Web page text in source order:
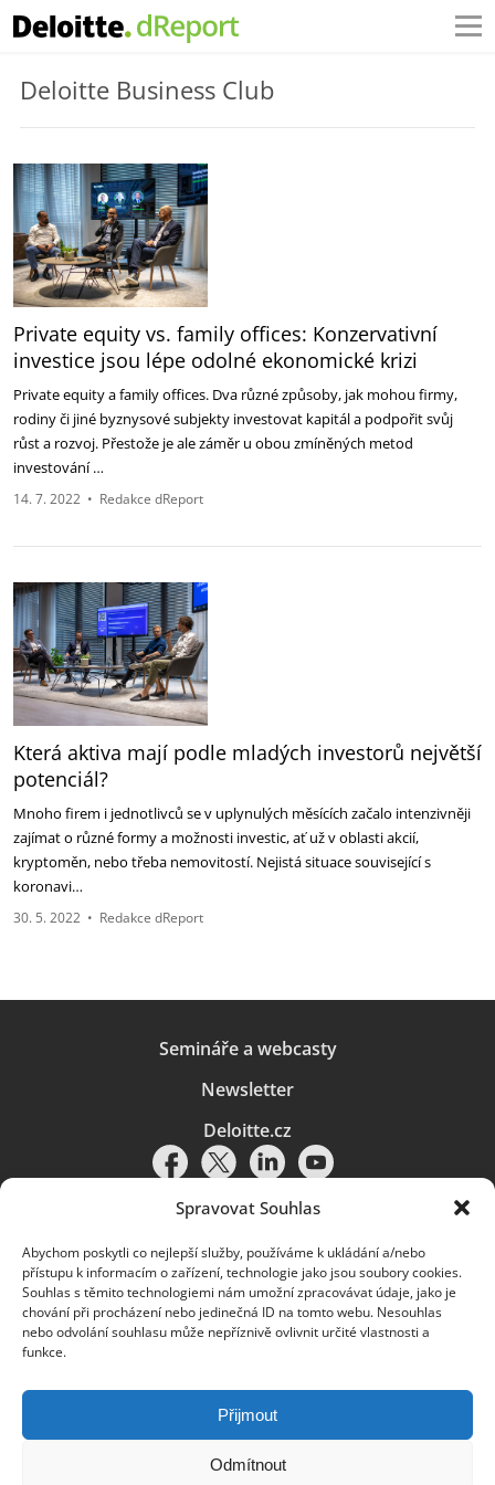
Spravovat Souhlas
Abychom poskytli co nejlepší služby, používáme k ukládání a/nebo
přístupu k informacím o zařízení, technologie jako jsou soubory cookies.
Souhlas s těmito technologiemi nám umožní zpracovávat údaje, jako je
chování při procházení nebo jedinečná ID na tomto webu. Nesouhlas
nebo odvolání souhlasu může nepříznivě ovlivnit určité vlastnosti a
funkce.
Přijmout
Odmítnout
Deloitte Business Club
Private equity vs. family offices: Konzervativní
investice jsou lépe odolné ekonomické krizi
Private equity a family offices. Dva různé způsoby, jak mohou firmy,
rodiny či jiné byznysové subjekty investovat kapitál a podpořit svůj
růst a rozvoj. Přestože je ale záměr u obou zmíněných metod
investování …
14. 7. 2022 • Redakce dReport
Která aktiva mají podle mladých investorů největší
potenciál?
Mnoho firem i jednotlivců se v uplynulých měsících začalo intenzivněji
zajímat o různé formy a možnosti investic, ať už v oblasti akcií,
kryptoměn, nebo třeba nemovitostí. Nejistá situace související s
koronavi…
30. 5. 2022 • Redakce dReport
Semináře a webcasty
Newsletter
Deloitte.cz
Pravidla používání|Ochrana osobních údajů|Soubory cookies |
Deloitte.cz
© 2026. Více informací najdete vPravidlech používání.
Deloitte označuje jednu či více společností globální sítě členských
a přidružené subjekty (souhrnně „organizace Deloitte“). Společnost DTTL
(rovněž označovaná jako „Deloitte Global“) a každá z jejích členských
společností a jejich přidružených subjektů je samostatným a nezávislým
právním subjektem, který není oprávněn zavazovat nebo přijímat závazky
za jinou z těchto členských společností a jejich přidružených subjektů ve